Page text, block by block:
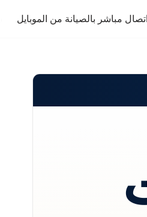
اتصال مباشر بالصيانة من الموبايل